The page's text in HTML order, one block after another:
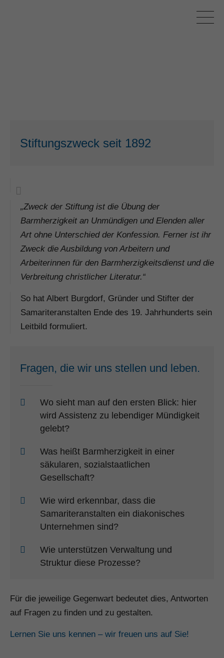
Stiftungszweck seit 1892
„Zweck der Stiftung ist die Übung der
Barmherzigkeit an Unmündigen und Elenden aller
Art ohne Unterschied der Konfession. Ferner ist ihr
Zweck die Ausbildung von Arbeitern und
Arbeiterinnen für den Barmherzigkeitsdienst und die
Verbreitung christlicher Literatur.“
So hat Albert Burgdorf, Gründer und Stifter der
Samariteranstalten Ende des 19. Jahrhunderts sein
Leitbild formuliert.
Fragen, die wir uns stellen und leben.
Wo sieht man auf den ersten Blick: hier
wird Assistenz zu lebendiger Mündigkeit
gelebt?
Was heißt Barmherzigkeit in einer
säkularen, sozialstaatlichen
Gesellschaft?
Wie wird erkennbar, dass die
Samariteranstalten ein diakonisches
Unternehmen sind?
Wie unterstützen Verwaltung und
Struktur diese Prozesse?
Für die jeweilige Gegenwart bedeutet dies, Antworten
auf Fragen zu finden und zu gestalten.
Lernen Sie uns kennen – wir freuen uns auf Sie!